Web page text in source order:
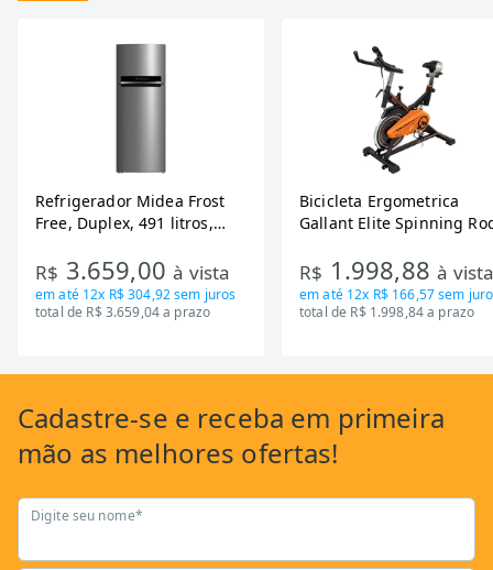
Refrigerador Midea Frost
Free, Duplex, 491 litros,
RT650EVK463)
R$ 3.659,00à vista
em até 12x R$ 304,92sem juros
total de R$ 3.659,04 a prazo
Bicicleta Ergometrica
Gallant Elite Spinning
Mecanica GSB13HBTA-PT
R$ 1.998,88à
em até 12x R$ 166,57sem
total de R$ 1.998,84 a prazo
Cadastre-se e receba em primeira
mão as melhores ofertas!
Digite seu nome*